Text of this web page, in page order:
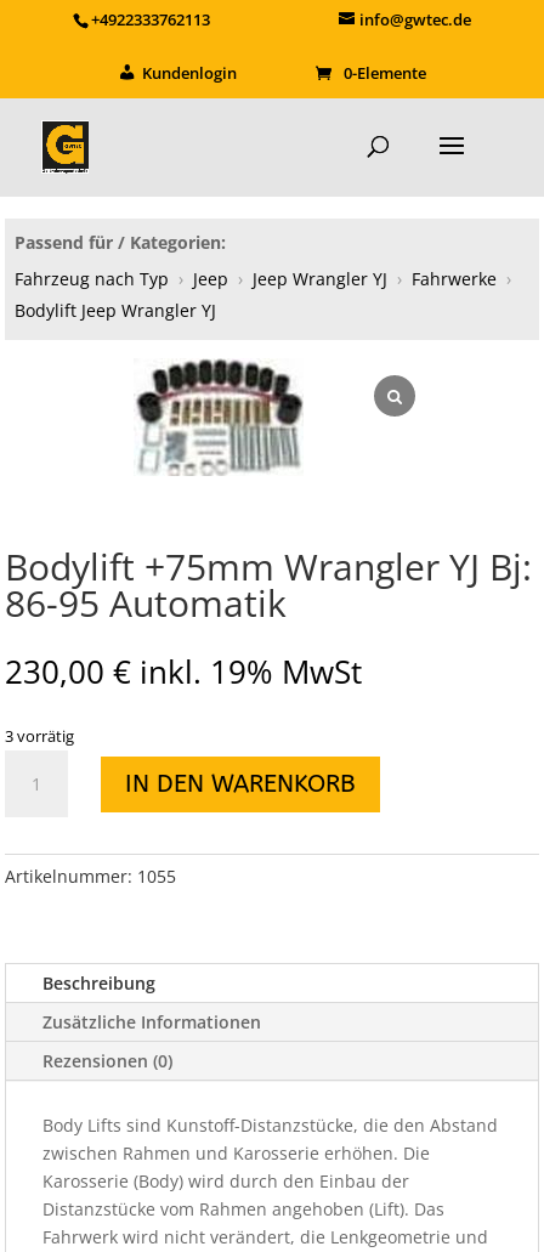
+4922333762113 info@gwtec.de
Kundenlogin 0-Elemente
Passend für / Kategorien:
Fahrzeug nach Typ › Jeep › Jeep Wrangler YJ › Fahrwerke ›
Bodylift Jeep Wrangler YJ
Bodylift +75mm Wrangler YJ Bj:
86-95 Automatik
230,00 € inkl. 19% MwSt
3 vorrätig
+75mm
Bj:
Automatik
Menge
IN DEN WARENKORB
Artikelnummer: 1055
Beschreibung
Zusätzliche Informationen
Rezensionen (0)
Body Lifts sind Kunstoff-Distanzstücke, die den Abstand
zwischen Rahmen und Karosserie erhöhen. Die
Karosserie (Body) wird durch den Einbau der
Distanzstücke vom Rahmen angehoben (Lift). Das
Fahrwerk wird nicht verändert, die Lenkgeometrie und